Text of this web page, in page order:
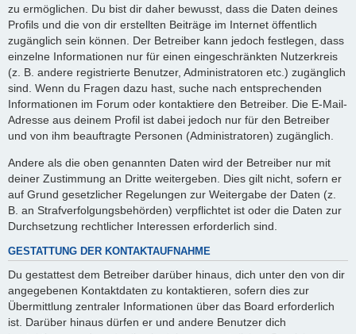
zu ermöglichen. Du bist dir daher bewusst, dass die Daten deines
Profils und die von dir erstellten Beiträge im Internet öffentlich
zugänglich sein können. Der Betreiber kann jedoch festlegen, dass
einzelne Informationen nur für einen eingeschränkten Nutzerkreis
(z. B. andere registrierte Benutzer, Administratoren etc.) zugänglich
sind. Wenn du Fragen dazu hast, suche nach entsprechenden
Informationen im Forum oder kontaktiere den Betreiber. Die E-Mail-
Adresse aus deinem Profil ist dabei jedoch nur für den Betreiber
und von ihm beauftragte Personen (Administratoren) zugänglich.
Andere als die oben genannten Daten wird der Betreiber nur mit
deiner Zustimmung an Dritte weitergeben. Dies gilt nicht, sofern er
auf Grund gesetzlicher Regelungen zur Weitergabe der Daten (z.
B. an Strafverfolgungsbehörden) verpflichtet ist oder die Daten zur
Durchsetzung rechtlicher Interessen erforderlich sind.
GESTATTUNG DER KONTAKTAUFNAHME
Du gestattest dem Betreiber darüber hinaus, dich unter den von dir
angegebenen Kontaktdaten zu kontaktieren, sofern dies zur
Übermittlung zentraler Informationen über das Board erforderlich
ist. Darüber hinaus dürfen er und andere Benutzer dich